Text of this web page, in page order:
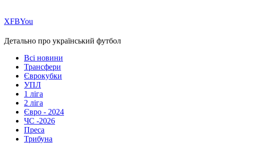
ХFBYou
Детально про український футбол
Всі новини
Трансфери
Єврокубки
УПЛ
1 ліга
2 ліга
Євро - 2024
ЧС -2026
Преса
Трибуна